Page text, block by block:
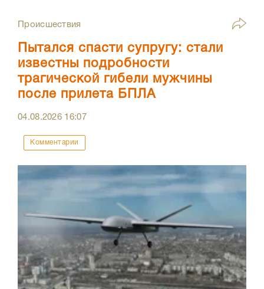
Происшествия
Пытался спасти супругу: стали
известны подробности
трагической гибели мужчины
после прилета БПЛА
04.08.2026 16:07
Комментарии